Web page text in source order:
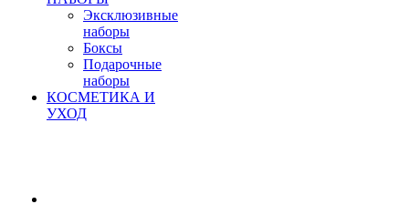
Эксклюзивные
наборы
Боксы
Подарочные
наборы
КОСМЕТИКА И
УХОД